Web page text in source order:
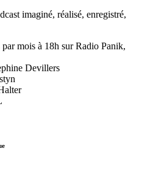
imaginé, réalisé, enregistré,
mois à 18h sur Radio Panik,
Devillers